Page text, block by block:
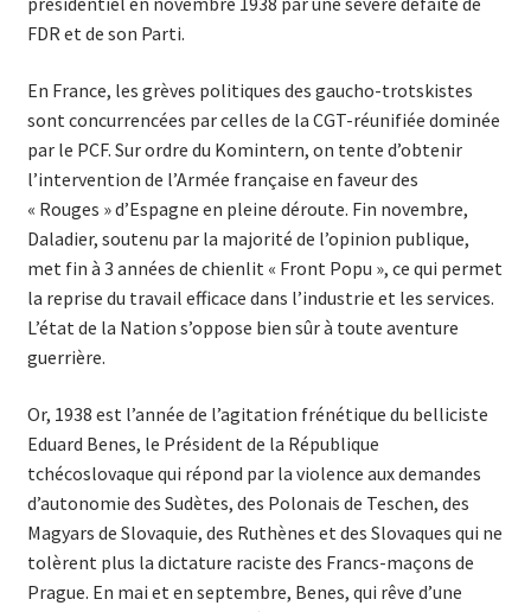
FDR et de son Parti.
En France, les grèves politiques des gaucho-trotskistes
sont concurrencées par celles de la CGT-réunifiée dominée
par le PCF. Sur ordre du Komintern, on tente d’obtenir
l’intervention de l’Armée française en faveur des
« Rouges » d’Espagne en pleine déroute. Fin novembre,
Daladier, soutenu par la majorité de l’opinion publique,
met fin à 3 années de chienlit « Front Popu », ce qui permet
la reprise du travail efficace dans l’industrie et les services.
L’état de la Nation s’oppose bien sûr à toute aventure
guerrière.
Or, 1938 est l’année de l’agitation frénétique du belliciste
Eduard Benes, le Président de la République
tchécoslovaque qui répond par la violence aux demandes
d’autonomie des Sudètes, des Polonais de Teschen, des
Magyars de Slovaquie, des Ruthènes et des Slovaques qui ne
tolèrent plus la dictature raciste des Francs-maçons de
Prague. En mai et en septembre, Benes, qui rêve d’une